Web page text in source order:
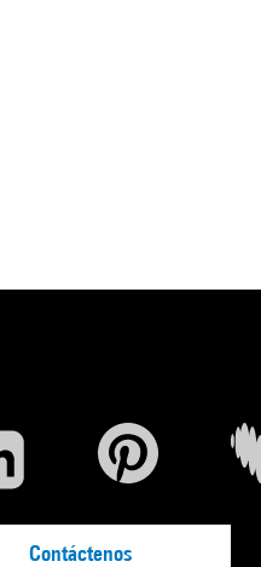
Contáctenos